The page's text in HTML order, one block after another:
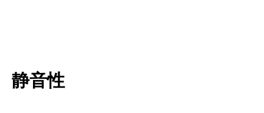
静音性